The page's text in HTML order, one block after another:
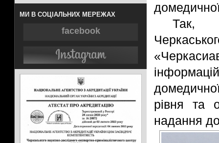
МИ В СОЦІАЛЬНИХ МЕРЕЖАХ
facebook
Так,
рівня та
надання